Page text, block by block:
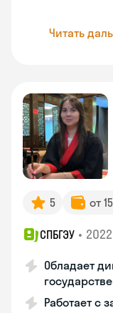
Читать
5 от
СПБГЭУ •
Обладает
Работает с